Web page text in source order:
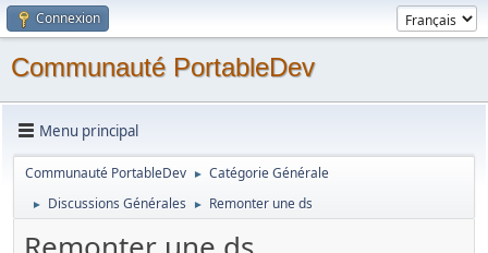
Connexion
Communauté PortableDev
Menu principal
Communauté PortableDev ► Catégorie Générale
► Discussions Générales ► Remonter une ds